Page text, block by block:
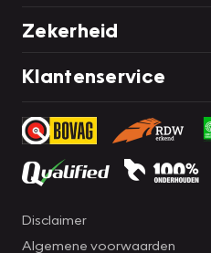
Zekerheid
Klantenservice
Disclaimer
Algemene voorwaarden